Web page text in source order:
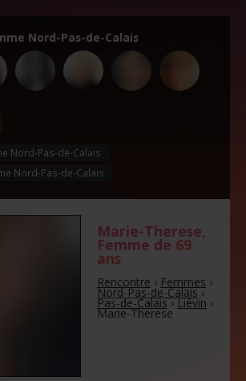
Nord-Pas-de-Calais
Nord-Pas-de-Calais
Nord-Pas-de-Calais
Marie-Therese,
Femme de 69
ans
Rencontre › Femmes ›
Nord-Pas-de-Calais›
Pas-de-Calais›Liévin ›
Marie-Therese